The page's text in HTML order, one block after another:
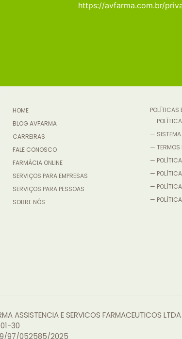
https://avfarma.com.br/
HOME
BLOG AVFARMA
CARREIRAS
FALE CONOSCO
FARMÁCIA ONLINE
SERVIÇOS PARA EMPRESAS
SERVIÇOS PARA PESSOAS
SOBRE NÓS
POLÍTICAS
— POLÍTICA
— SISTEMA
— TERMOS
—
—
—
—
ASSISTENCIA E SERVICOS FARMACEUTICOS LTDA
30
97/052585/2025